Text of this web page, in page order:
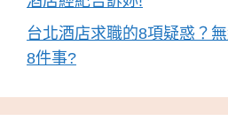
台北酒店求職的8項疑惑？
8件事?